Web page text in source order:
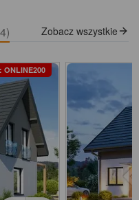
Zobacz wszystkie
ONLINE200